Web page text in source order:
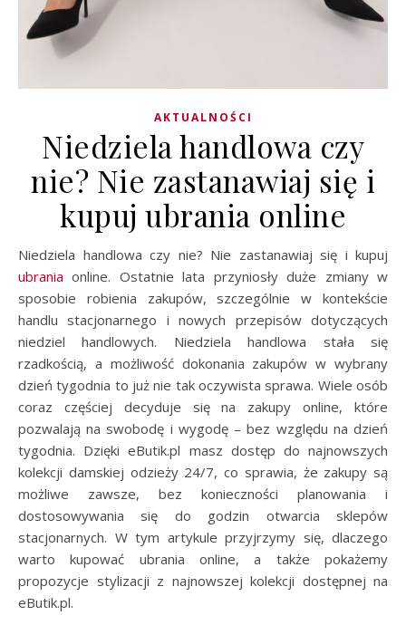
AKTUALNOŚCI
Niedziela handlowa czy
nie? Nie zastanawiaj się i
kupuj ubrania online
Niedziela handlowa czy nie? Nie zastanawiaj się i kupuj
ubrania online. Ostatnie lata przyniosły duże zmiany w
sposobie robienia zakupów, szczególnie w kontekście
handlu stacjonarnego i nowych przepisów dotyczących
niedziel handlowych. Niedziela handlowa stała się
rzadkością, a możliwość dokonania zakupów w wybrany
dzień tygodnia to już nie tak oczywista sprawa. Wiele osób
coraz częściej decyduje się na zakupy online, które
pozwalają na swobodę i wygodę – bez względu na dzień
tygodnia. Dzięki eButik.pl masz dostęp do najnowszych
kolekcji damskiej odzieży 24/7, co sprawia, że zakupy są
możliwe zawsze, bez konieczności planowania i
dostosowywania się do godzin otwarcia sklepów
stacjonarnych. W tym artykule przyjrzymy się, dlaczego
warto kupować ubrania online, a także pokażemy
propozycje stylizacji z najnowszej kolekcji dostępnej na
eButik.pl.